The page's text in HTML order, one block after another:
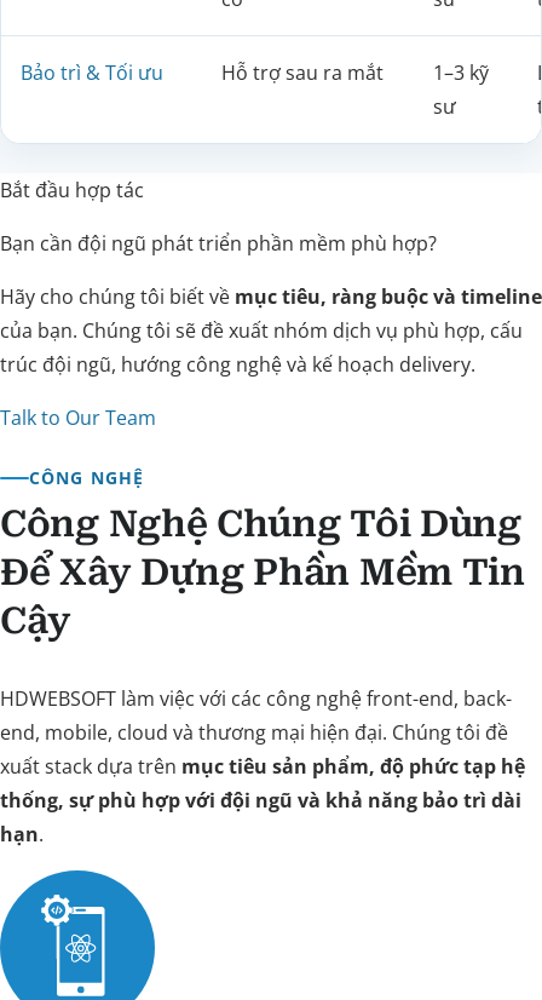
Bảo trì & Tối ưu Hỗ trợ sau ra mắt
1–3 kỹ
sư
Bắt đầu hợp tác
Bạn cần đội ngũ phát triển phần mềm phù hợp?
Hãy cho chúng tôi biết về mục tiêu, ràng buộc và timeline
của bạn. Chúng tôi sẽ đề xuất nhóm dịch vụ phù hợp, cấu
trúc đội ngũ, hướng công nghệ và kế hoạch delivery.
Talk to Our Team
CÔNG NGHỆ
Công Nghệ Chúng Tôi Dùng
Để Xây Dựng Phần Mềm Tin
Cậy
HDWEBSOFT làm việc với các công nghệ front-end, back-
end, mobile, cloud và thương mại hiện đại. Chúng tôi đề
xuất stack dựa trên mục tiêu sản phẩm, độ phức tạp hệ
thống, sự phù hợp với đội ngũ và khả năng bảo trì dài
hạn.